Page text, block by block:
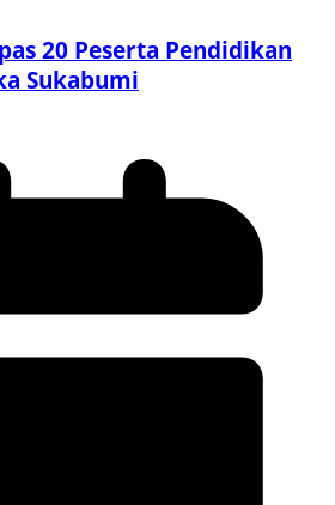
20 Peserta Pendidikan
Sukabumi